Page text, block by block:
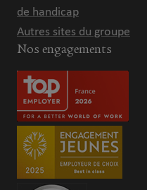
de handicap
Autres sites du groupe
Nos engagements